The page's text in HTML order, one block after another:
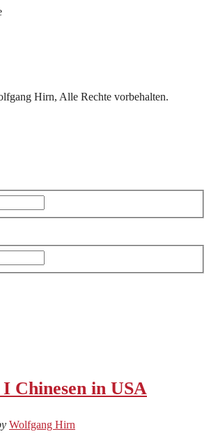
Hirn, Alle Rechte vorbehalten.
Chinesen in USA
Wolfgang Hirn